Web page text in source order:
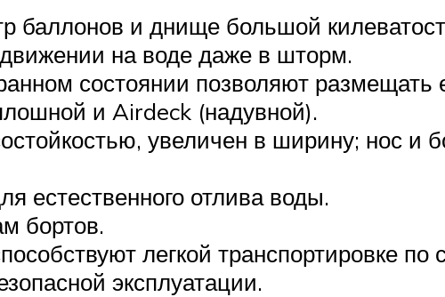
баллонов и днище большой
на воде даже в шторм.
состоянии позволяют размещать
и Airdeck (надувной).
увеличен в ширину; нос и
естественного отлива воды.
бортов.
легкой транспортировке по
эксплуатации.